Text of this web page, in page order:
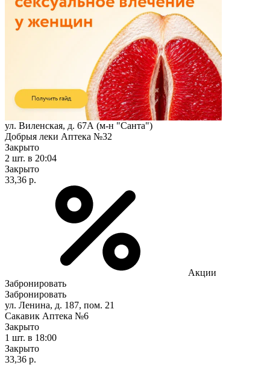
ул. Виленская, д. 67А (м-н "Санта")
Добрыя леки Аптека №32
Закрыто
2 шт. в 20:04
Закрыто
33,36 р.
Акции
Забронировать
Забронировать
ул. Ленина, д. 187, пом. 21
Сакавик Аптека №6
Закрыто
1 шт. в 18:00
Закрыто
33,36 р.